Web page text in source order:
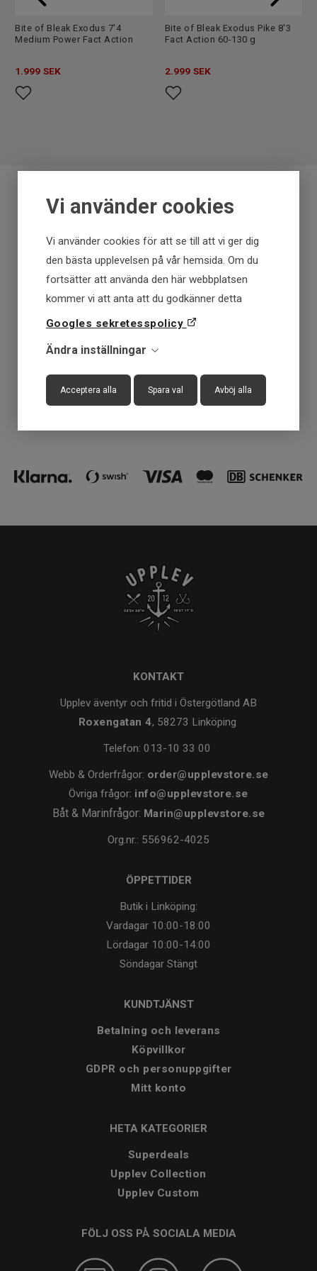
Vi använder cookies
Vi använder cookies för att se till att vi ger dig
den bästa upplevelsen på vår hemsida. Om du
fortsätter att använda den här webbplatsen
kommer vi att anta att du godkänner detta
Googles sekretesspolicy
Ändra inställningar
Acceptera alla Spara val Avböj alla
Bite of Bleak Exodus 7'4
Medium Power Fact Action
1.999 SEK
Bite of Bleak Exodus Pike 8'3
Fact Action 60-130 g
2.999 SEK
Fraktfritt över 699 kr
Få först - Betala senare
Snabba leveranser
Fysisk butik
KONTAKT
Upplev äventyr och fritid i Östergötland AB
Roxengatan 4, 58273 Linköping
Telefon: 013-10 33 00
Webb & Orderfrågor: order@upplevstore.se
Övriga frågor: info@upplevstore.se
Båt & Marinfrågor: Marin@upplevstore.se
Org.nr.: 556962-4025
ÖPPETTIDER
Butik i Linköping:
Vardagar 10:00-18:00
Lördagar 10:00-14:00
Söndagar Stängt
KUNDTJÄNST
Betalning och leverans
Köpvillkor
GDPR och personuppgifter
Mitt konto
HETA KATEGORIER
Superdeals
Upplev Collection
Upplev Custom
FÖLJ OSS PÅ SOCIALA MEDIA